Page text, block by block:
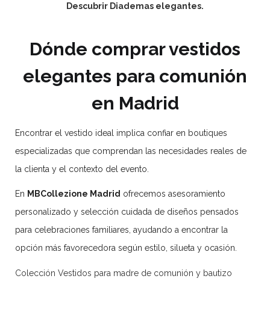
Descubrir Diademas elegantes.
Dónde comprar vestidos
elegantes para comunión
en Madrid
Encontrar el vestido ideal implica confiar en boutiques
especializadas que comprendan las necesidades reales de
la clienta y el contexto del evento.
En MBCollezione Madrid ofrecemos asesoramiento
personalizado y selección cuidada de diseños pensados
para celebraciones familiares, ayudando a encontrar la
opción más favorecedora según estilo, silueta y ocasión.
Colección Vestidos para madre de comunión y bautizo